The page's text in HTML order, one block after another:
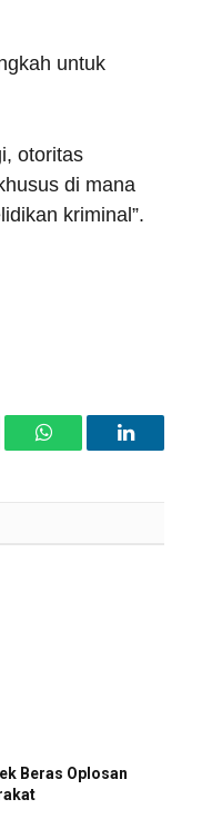
untuk
otoritas
di mana
kriminal”.
WhatsAppLinkedIn
Beras Oplosan